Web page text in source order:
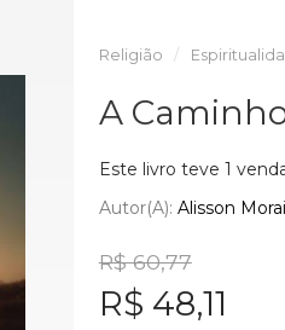
Religião
A
Este livro teve 1
Autor(a): Alisson
R$ 60,77
R$ 48,11